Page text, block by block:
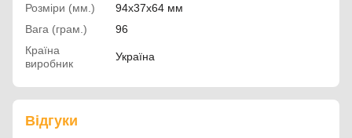
Розміри (мм.)
94х37х64 мм
Вага (грам.)
96
Країна
виробник
Україна
Відгуки